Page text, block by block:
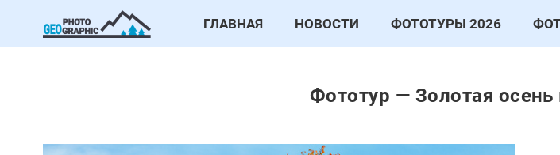
ГЛАВНАЯ НОВОСТИ ФОТОТУРЫ 2026
Фототур — Золотая